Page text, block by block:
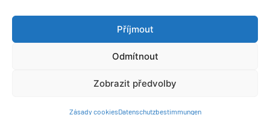
Příjmout
Odmítnout
Zobrazit předvolby
Zásady cookiesDatenschutzbestimmungen